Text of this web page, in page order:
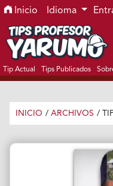
Ir al menú de
Ir al contenido principal
Ir al pie de página del
Inicio Idioma
Tip Actual Tips Publicados
INICIO / ARCHIVOS /